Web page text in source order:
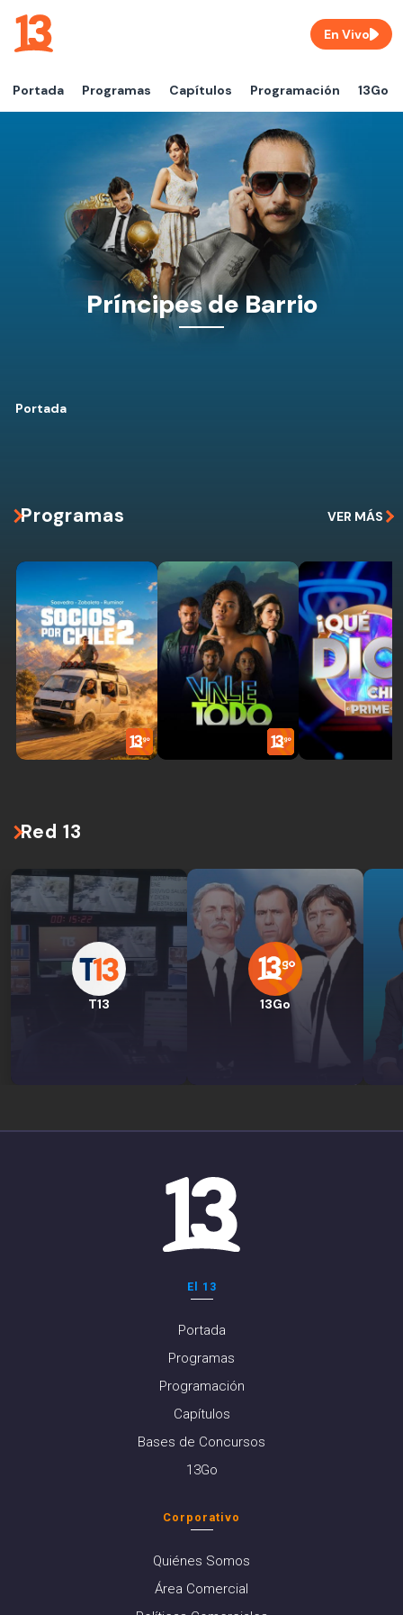
Portada Programas Capítulos Programación 13Go
En Vivo
Príncipes de Barrio
Portada
Programas VER MÁS
Red 13
T13 13Go
El 13
Portada
Programas
Programación
Capítulos
Bases de Concursos
13Go
Corporativo
Quiénes Somos
Área Comercial